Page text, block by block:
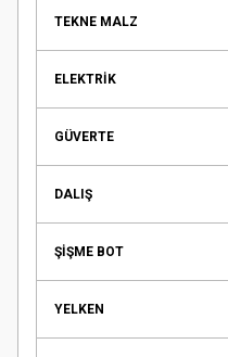
TEKNE MALZ
ELEKTRİK
GÜVERTE
DALIŞ
ŞİŞME BOT
YELKEN